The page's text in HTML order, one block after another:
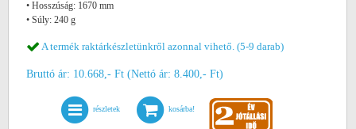
• Hosszúság: 1670 mm
• Súly: 240 g
A termék raktárkészletünkről azonnal vihető. (5-9 darab)
Bruttó ár: 10.668,- Ft (Nettó ár: 8.400,- Ft)
részletek kosárba!